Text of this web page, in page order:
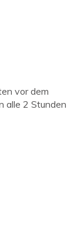
vor dem
alle 2 Stunden